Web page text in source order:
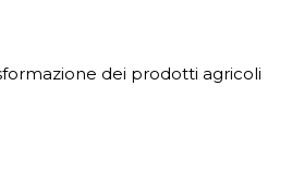
dei prodotti agricoli